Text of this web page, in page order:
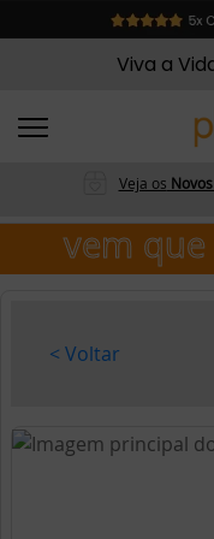
Viva a
Veja os
vem que
< Voltar